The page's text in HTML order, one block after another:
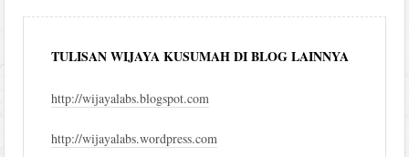
TULISAN WIJAYA KUSUMAH DI BLOG LAINNYA
http://wijayalabs.blogspot.com
http://wijayalabs.wordpress.com